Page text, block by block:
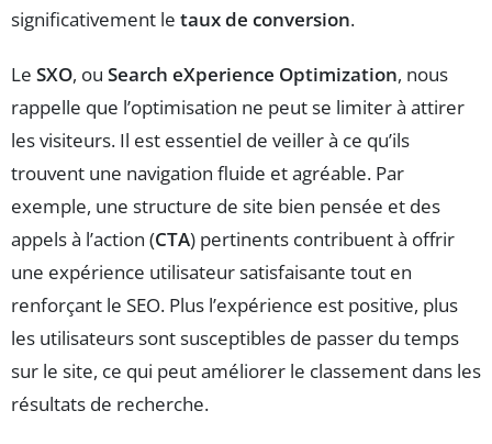
significativement le taux de conversion.
Le SXO, ou Search eXperience Optimization, nous
rappelle que l’optimisation ne peut se limiter à attirer
les visiteurs. Il est essentiel de veiller à ce qu’ils
trouvent une navigation fluide et agréable. Par
exemple, une structure de site bien pensée et des
appels à l’action (CTA) pertinents contribuent à offrir
une expérience utilisateur satisfaisante tout en
renforçant le SEO. Plus l’expérience est positive, plus
les utilisateurs sont susceptibles de passer du temps
sur le site, ce qui peut améliorer le classement dans les
résultats de recherche.